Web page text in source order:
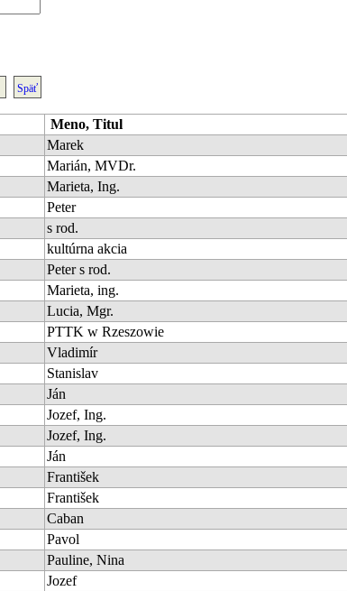
Späť
Meno, Titul
Marek
Marián, MVDr.
Marieta, Ing.
Peter
s rod.
kultúrna akcia
Peter s rod.
Marieta, ing.
Lucia, Mgr.
PTTK w Rzeszowie
Vladimír
Stanislav
Ján
Jozef, Ing.
Jozef, Ing.
Ján
František
František
Caban
Pavol
Pauline, Nina
Jozef